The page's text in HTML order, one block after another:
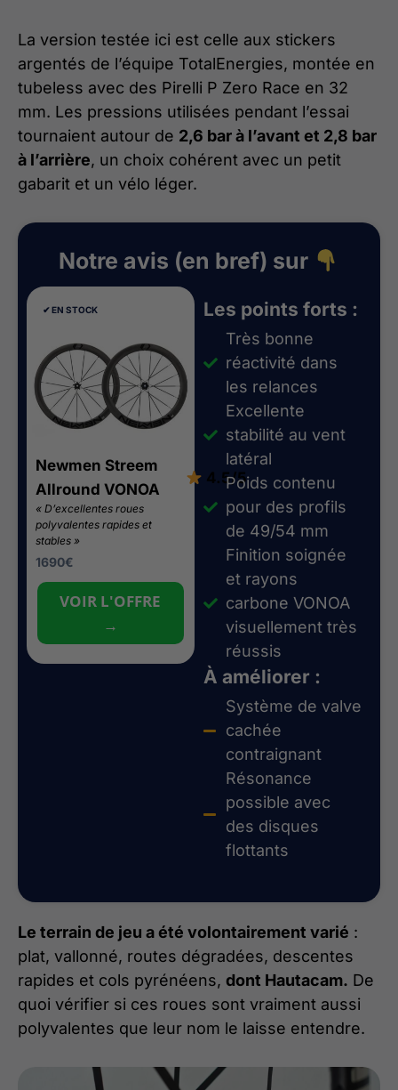
La version testée ici est celle aux stickers
argentés de l’équipe TotalEnergies, montée en
tubeless avec des Pirelli P Zero Race en 32
mm. Les pressions utilisées pendant l’essai
tournaient autour de 2,6 bar à l’avant et 2,8 bar
à l’arrière, un choix cohérent avec un petit
gabarit et un vélo léger.
Notre avis (en bref) sur
✔︎ EN STOCK
Newmen Streem
Allround VONOA
4.5/5
« D’excellentes roues
polyvalentes rapides et
stables »
1690€
VOIR L'OFFRE
→
Les points forts :
Très bonne
réactivité dans
les relances
Excellente
stabilité au vent
latéral
Poids contenu
pour des profils
de 49/54 mm
Finition soignée
et rayons
carbone VONOA
visuellement très
réussis
À améliorer :
Système de valve
cachée
contraignant
Résonance
possible avec
des disques
flottants
Le terrain de jeu a été volontairement varié :
plat, vallonné, routes dégradées, descentes
rapides et cols pyrénéens, dont Hautacam. De
quoi vérifier si ces roues sont vraiment aussi
polyvalentes que leur nom le laisse entendre.